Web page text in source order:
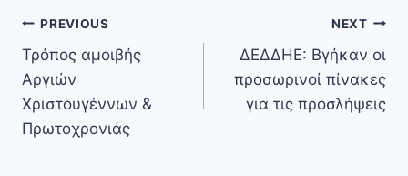
PREVIOUS
Τρόπος αμοιβής
Αργιών
Χριστουγέννων &
Πρωτοχρονιάς
NEXT
ΔΕΔΔΗΕ: Βγήκαν οι
προσωρινοί πίνακες
για τις προσλήψεις